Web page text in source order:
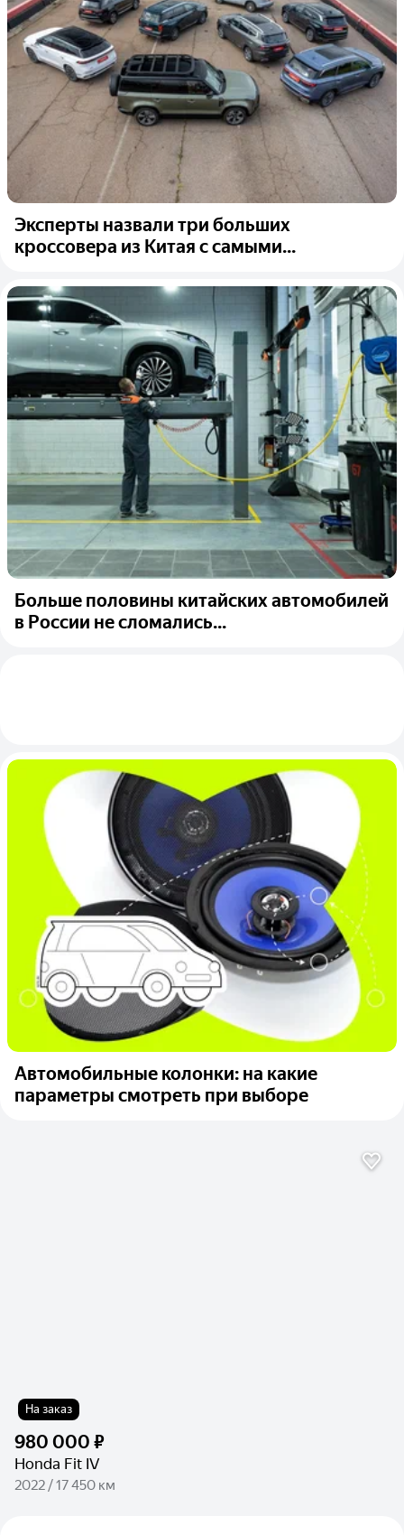
Эксперты назвали три больших
кроссовера из Китая с самыми...
Больше половины китайских автомобилей
в России не сломались...
Автомобильные колонки: на какие
параметры смотреть при выборе
На заказ
980 000 ₽
Honda Fit IV
2022 / 17 450 км